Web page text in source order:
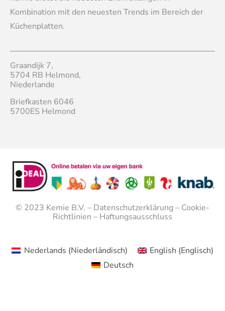
Kombination mit den neuesten Trends im Bereich der
Küchenplatten.
Graandijk 7,
5704 RB Helmond,
Niederlande
Briefkasten 6046
5700ES Helmond
© 2023 Kemie B.V. – Datenschutzerklärung – Cookie-
Richtlinien – Haftungsausschluss
Nederlands (Niederländisch) English (Englisch)
Deutsch